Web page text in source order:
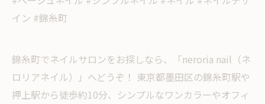
イン #錦糸町
錦糸町でネイルサロンをお探しなら、「neroria nail（ネ
ロリアネイル）」へどうぞ！ 東京都墨田区の錦糸町駅や
押上駅から徒歩約10分、シンプルなワンカラーやオフィ